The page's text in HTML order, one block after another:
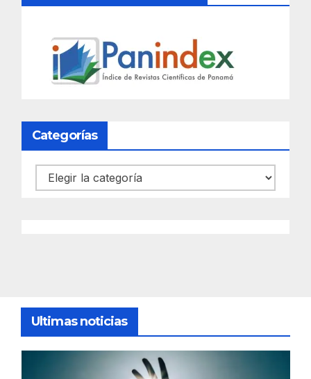
Categorías
Categorías
Ultimas noticias